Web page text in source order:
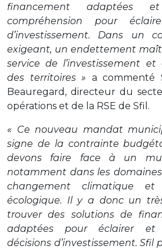
financement adaptées
compréhension pour
d’investissement. Dans un
exigeant, un endettement
service de l’investissement
des territoires » a commenté
Beauregard, directeur du
opérations et de la RSE de Sfil.
« Ce nouveau mandat
signe de la contrainte
devons faire face à un mur
notamment dans les
changement climatique
écologique. Il y a donc un
trouver des solutions de
adaptées pour éclairer et
décisions d’investissement. Sfil